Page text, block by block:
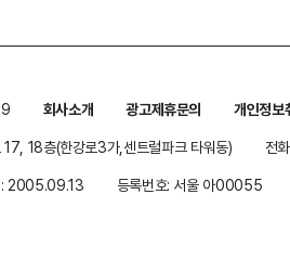
회사소개 광고제휴문의
개인정보
18층(한강로3가,센트럴파크 타워동)
전
: 2005.09.13 등록번호: 서울 아00055